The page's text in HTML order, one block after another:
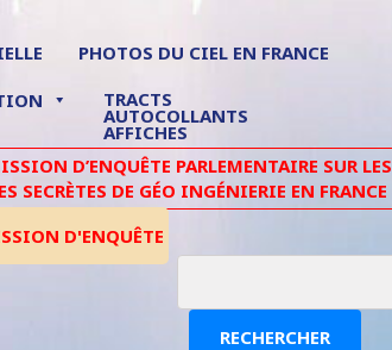
PHOTOS DU CIEL EN FRANCE
TRACTS
AUTOCOLLANTS
AFFICHES
D’ENQUÊTE PARLEMENTAIRE SUR LES
SECRÈTES DE GÉO INGÉNIERIE EN FRANCE
D'ENQUÊTE
RECHERCHER